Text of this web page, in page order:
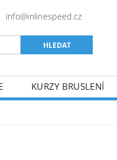
info@inlinespeed.cz
KURZY BRUSLENÍ